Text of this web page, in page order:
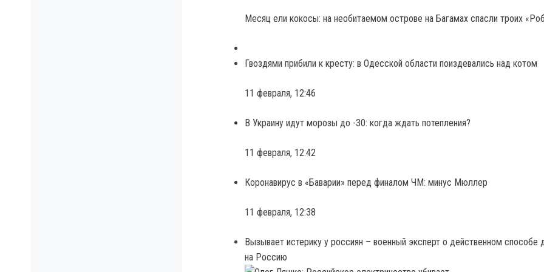
Месяц ели кокосы: на необитаемом острове на Багамах спасли троих
Гвоздями прибили к кресту: в Одесской области поиздевались над котом
11 февраля, 12:46
В Украину идут морозы до -30: когда ждать потепления?
11 февраля, 12:42
Коронавирус в «Баварии» перед финалом ЧМ: минус Мюллер
11 февраля, 12:38
Вызывает истерику у россиян – военный эксперт о действенном способе
на Россию